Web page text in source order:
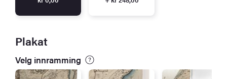
Plakat
Velg innramming